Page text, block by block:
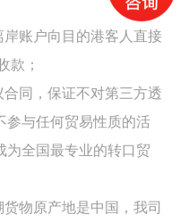
账户向目的港客人直接
款；
同，保证不对第三方透
参与任何贸易性质的活
为全国最专业的转口贸
物原产地是中国，我司